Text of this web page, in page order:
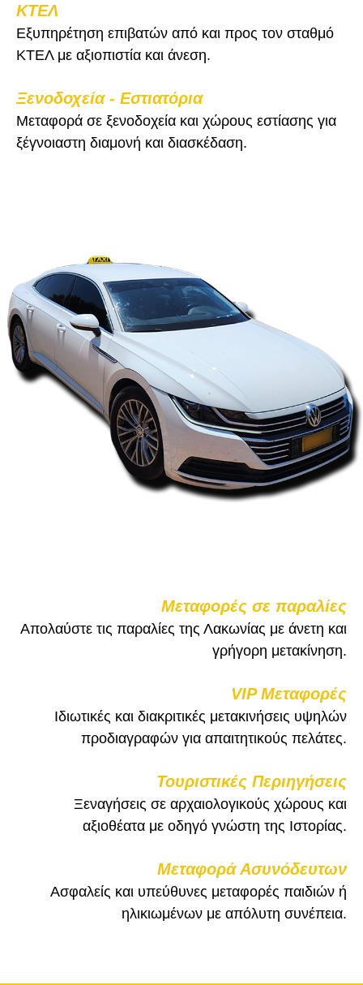
ΚΤΕΛ
Εξυπηρέτηση επιβατών από και προς τον σταθμό
ΚΤΕΛ με αξιοπιστία και άνεση.
Ξενοδοχεία - Εστιατόρια
Μεταφορά σε ξενοδοχεία και χώρους εστίασης για
ξέγνοιαστη διαμονή και διασκέδαση.
Μεταφορές σε παραλίες
Απολαύστε τις παραλίες της Λακωνίας με άνετη και
γρήγορη μετακίνηση.
VIP Μεταφορές
Ιδιωτικές και διακριτικές μετακινήσεις υψηλών
προδιαγραφών για απαιτητικούς πελάτες.
Τουριστικές Περιηγήσεις
Ξεναγήσεις σε αρχαιολογικούς χώρους και
αξιοθέατα με οδηγό γνώστη της Ιστορίας.
Μεταφορά Ασυνόδευτων
Ασφαλείς και υπεύθυνες μεταφορές παιδιών ή
ηλικιωμένων με απόλυτη συνέπεια.